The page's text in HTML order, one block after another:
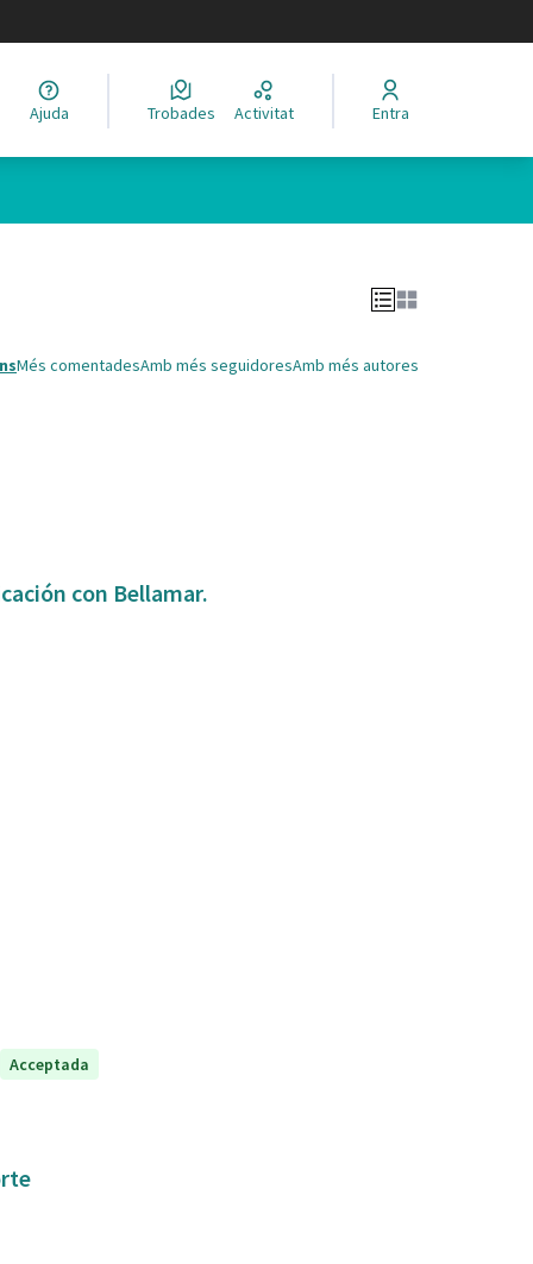
Elegir el idioma
Ajuda Trobades Activitat Entra
Més comentadesAmb més seguidoresAmb més autores
con Bellamar.
Acceptada